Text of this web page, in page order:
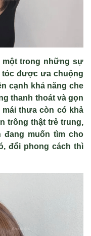
một trong những sự
tóc được ưa chuộng
cạnh khả năng che
thanh thoát và gọn
thưa còn có khả
trông thật trẻ trung,
muốn tìm cho
đổi phong cách thì